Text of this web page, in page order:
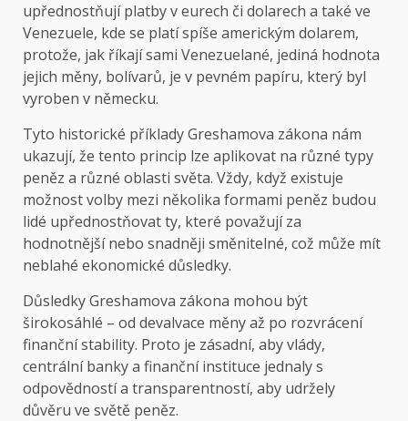
upřednostňují platby v eurech či dolarech a také ve
Venezuele, kde se platí spíše americkým dolarem,
protože, jak říkají sami Venezuelané, jediná hodnota
jejich měny, bolívarů, je v pevném papíru, který byl
vyroben v německu.
Tyto historické příklady Greshamova zákona nám
ukazují, že tento princip lze aplikovat na různé typy
peněz a různé oblasti světa. Vždy, když existuje
možnost volby mezi několika formami peněz budou
lidé upřednostňovat ty, které považují za
hodnotnější nebo snadněji směnitelné, což může mít
neblahé ekonomické důsledky.
Důsledky Greshamova zákona mohou být
širokosáhlé – od devalvace měny až po rozvrácení
finanční stability. Proto je zásadní, aby vlády,
centrální banky a finanční instituce jednaly s
odpovědností a transparentností, aby udržely
důvěru ve světě peněz.